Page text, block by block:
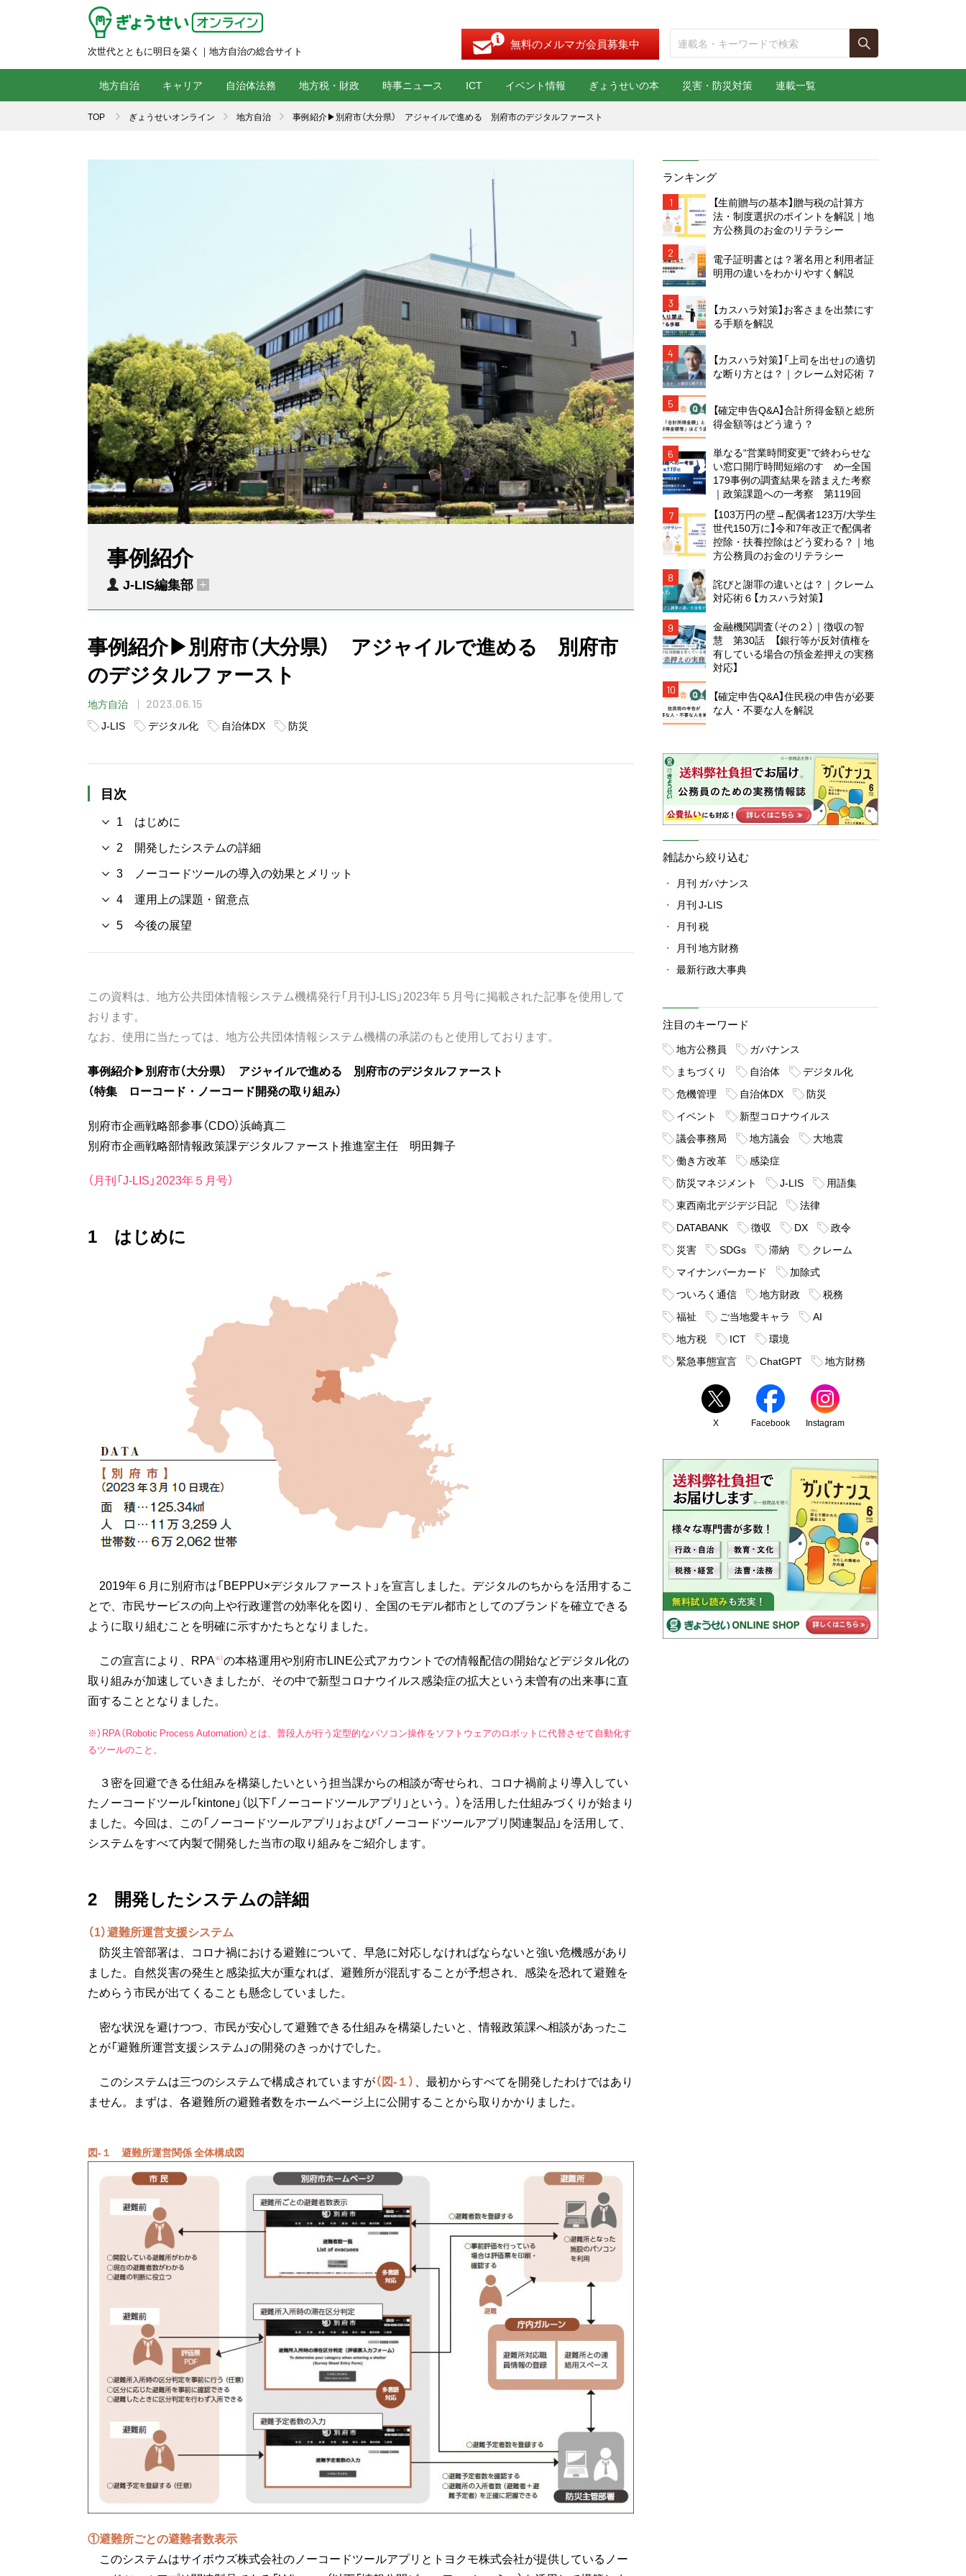
次世代とともに明日を築く｜地方自治の総合サイト 無料のメルマガ会員募集中
地方自治 キャリア 自治体法務 地方税・財政 時事ニュース ICT イベント情報 ぎょうせいの本 災害・防災対策 連載一覧
TOP ぎょうせいオンライン 地方自治 事例紹介▶︎別府市（大分県） アジャイルで進める 別府市のデジタルファースト
事例紹介
J-LIS編集部
事例紹介▶︎別府市（大分県） アジャイルで進める 別府市
のデジタルファースト
地方自治 2023.06.15
J-LIS デジタル化 自治体DX 防災
目次
1 はじめに
2 開発したシステムの詳細
3 ノーコードツールの導入の効果とメリット
4 運用上の課題・留意点
5 今後の展望
この資料は、地方公共団体情報システム機構発行「月刊J-LIS」2023年５月号に掲載された記事を使用して
おります。
なお、使用に当たっては、地方公共団体情報システム機構の承諾のもと使用しております。
事例紹介▶︎別府市（大分県） アジャイルで進める 別府市のデジタルファースト
（特集 ローコード・ノーコード開発の取り組み）
別府市企画戦略部参事（CDO）浜崎真二
別府市企画戦略部情報政策課デジタルファースト推進室主任 明田舞子
（月刊「J-LIS」2023年５月号）
1 はじめに
2019年６月に別府市は「BEPPU×デジタルファースト」を宣言しました。デジタルのちからを活用するこ
とで、市民サービスの向上や行政運営の効率化を図り、全国のモデル都市としてのブランドを確立できる
ように取り組むことを明確に示すかたちとなりました。
この宣言により、RPA※）の本格運用や別府市LINE公式アカウントでの情報配信の開始などデジタル化の
取り組みが加速していきましたが、その中で新型コロナウイルス感染症の拡大という未曽有の出来事に直
面することとなりました。
※）RPA（Robotic Process Automation）とは、普段人が行う定型的なパソコン操作をソフトウェアのロボットに代替させて自動化す
るツールのこと。
３密を回避できる仕組みを構築したいという担当課からの相談が寄せられ、コロナ禍前より導入してい
たノーコードツール「kintone」（以下「ノーコードツールアプリ」という。）を活用した仕組みづくりが始まり
ました。今回は、この「ノーコードツールアプリ」および「ノーコードツールアプリ関連製品」を活用して、
システムをすべて内製で開発した当市の取り組みをご紹介します。
2 開発したシステムの詳細
（1）避難所運営支援システム
防災主管部署は、コロナ禍における避難について、早急に対応しなければならないと強い危機感があり
ました。自然災害の発生と感染拡大が重なれば、避難所が混乱することが予想され、感染を恐れて避難を
ためらう市民が出てくることも懸念していました。
密な状況を避けつつ、市民が安心して避難できる仕組みを構築したいと、情報政策課へ相談があったこ
とが「避難所運営支援システム」の開発のきっかけでした。
このシステムは三つのシステムで構成されていますが（図-１） 、最初からすべてを開発したわけではあり
ません。まずは、各避難所の避難者数をホームページ上に公開することから取りかかりました。
図-１ 避難所運営関係 全体構成図
①避難所ごとの避難者数表示
このシステムはサイボウズ株式会社のノーコードツールアプリとトヨクモ株式会社が提供しているノー
ランキング
1
【生前贈与の基本】贈与税の計算方
法・制度選択のポイントを解説｜地
方公務員のお金のリテラシー
2
電子証明書とは？署名用と利用者証
明用の違いをわかりやすく解説
3
【カスハラ対策】お客さまを出禁にす
る手順を解説
4
【カスハラ対策】「上司を出せ」の適切
な断り方とは？｜クレーム対応術 ７
5
【確定申告Q&A】合計所得金額と総所
得金額等はどう違う？
6
単なる“営業時間変更”で終わらせな
い窓口開庁時間短縮のすゝめ─全国
179事例の調査結果を踏まえた考察
｜政策課題への一考察 第119回
7
【103万円の壁→配偶者123万/大学生
世代150万に】令和7年改正で配偶者
控除・扶養控除はどう変わる？｜地
方公務員のお金のリテラシー
8
詫びと謝罪の違いとは？｜クレーム
対応術６【カスハラ対策】
9
金融機関調査（その２）｜徴収の智
慧 第30話 【銀行等が反対債権を
有している場合の預金差押えの実務
対応】
10
【確定申告Q&A】住民税の申告が必要
な人・不要な人を解説
雑誌から絞り込む
月刊 ガバナンス
月刊 J-LIS
月刊 税
月刊 地方財務
最新行政大事典
注目のキーワード
地方公務員
ガバナンス
まちづくり
自治体
デジタル化
危機管理
自治体DX
防災
イベント
新型コロナウイルス
議会事務局
地方議会
大地震
働き方改革
感染症
防災マネジメント
J-LIS
用語集
東西南北デジデジ日記
法律
DATABANK
徴収 DX
政令
災害
SDGs 滞納
クレーム
マイナンバーカード
加除式
ついろく通信
地方財政
税務
福祉
ご当地愛キャラ
AI
地方税
ICT
環境
緊急事態宣言
ChatGPT 地方財務
X Facebook Instagram